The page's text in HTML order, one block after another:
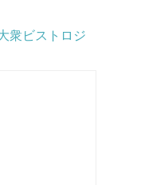
衆ビストロジ